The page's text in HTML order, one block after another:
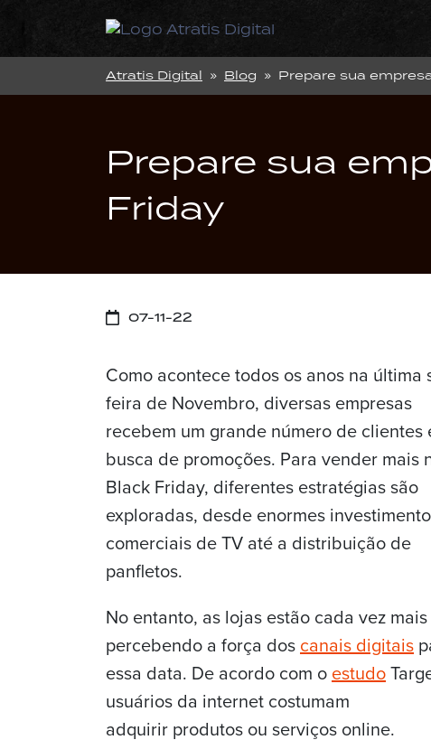
Atratis Digital » Blog » Prepare sua
Prepare sua
Friday
07-11-22
Como acontece todos os anos na última
feira de Novembro, diversas empresas
recebem um grande número de clientes
busca de promoções. Para vender mais
Black Friday, diferentes estratégias são
exploradas, desde enormes
comerciais de TV até a distribuição de
panfletos.
No entanto, as lojas estão cada vez mais
percebendo a força dos canais digitais
essa data. De acordo com o estudo
usuários da internet costumam
adquirir produtos ou serviços online.